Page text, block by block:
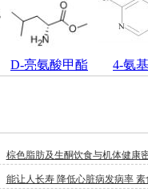
D-亮氨酸甲酯 4-氨
棕色脂肪及生酮饮食与机体健康
能让人长寿 降低心脏病发病率 素